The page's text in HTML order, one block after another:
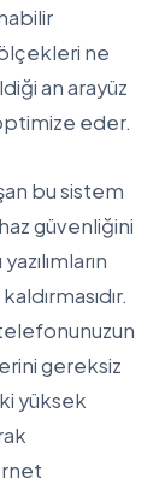
ölçekleri ne
an arayüz
eder.
bu sistem
güvenliğini
gereksiz
yüksek